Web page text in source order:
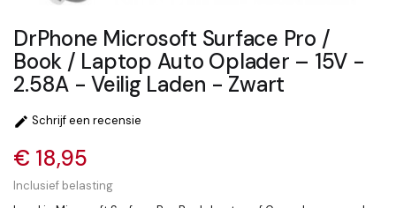
DrPhone Microsoft Surface Pro /
Book / Laptop Auto Oplader – 15V -
2.58A - Veilig Laden - Zwart
 Schrijf een recensie
€ 18,95
Inclusief belasting